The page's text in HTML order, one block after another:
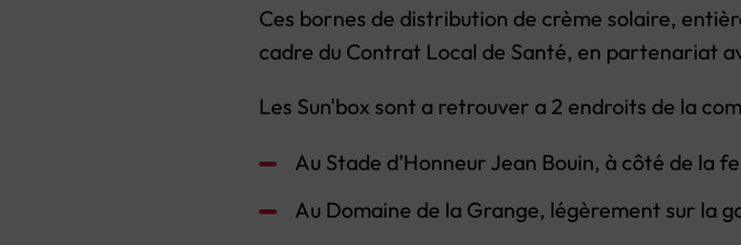
Ces bornes de distribution de crème solaire,
cadre du Contrat Local de Santé, en partenariat
Les Sun'box sont a retrouver a 2 endroits de la
Au Stade d’Honneur Jean Bouin, à côté de la
Au Domaine de la Grange, légèrement sur la